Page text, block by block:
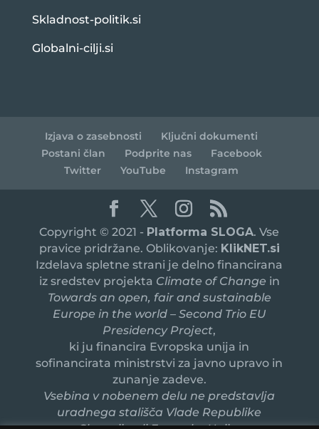
Skladnost-politik.si
Globalni-cilji.si
Izjava o zasebnosti
Ključni dokumenti
Postani član
Podprite nas
Facebook
Twitter
YouTube Instagram
Copyright © 2021 - Platforma SLOGA. Vse
pravice pridržane. Oblikovanje: KlikNET.si
Izdelava spletne strani je delno financirana
iz sredstev projekta Climate of Change in
Towards an open, fair and sustainable
Europe in the world – Second Trio EU
Presidency Project,
ki ju financira Evropska unija in
sofinancirata ministrstvi za javno upravo in
zunanje zadeve.
Vsebina v nobenem delu ne predstavlja
uradnega stališča Vlade Republike